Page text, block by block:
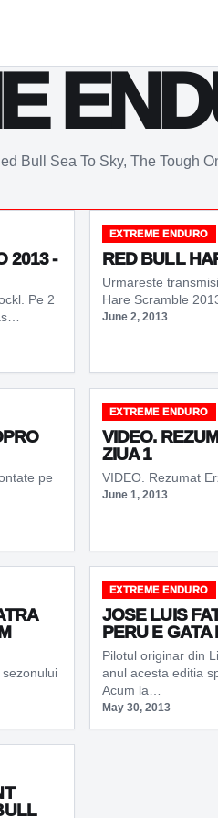
Bull Sea To Sky, The Tough
2013 -
Pe 2
EXTREME ENDURO
RED BULL
Urmareste
Hare Scramble
June 2, 2013
pe
EXTREME ENDURO
VIDEO.
ZIUA 1
VIDEO. Rezumat
June 1, 2013
EXTREME ENDURO
JOSE LUIS
PERU E
Pilotul originar din
anul acesta editia
Acum la…
May 30, 2013